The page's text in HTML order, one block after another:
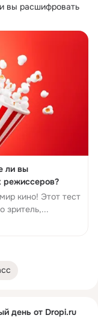
вы расшифровать
ли вы
режиссеров?
кино! Этот тест
зритель,...
день от Dropi.ru